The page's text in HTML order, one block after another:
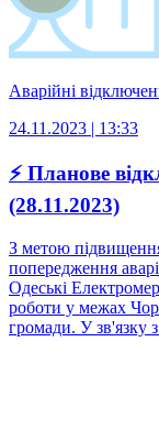
Аварійні
24.11.2023 | 13:33
⚡ Планове
(28.11.2023)
З метою
попередження
Одеські
роботи у межах
громади. У зв'язку